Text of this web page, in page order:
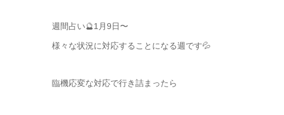
週間占い🔮1月9日〜
様々な状況に対応することになる週です💦
臨機応変な対応で行き詰まったら